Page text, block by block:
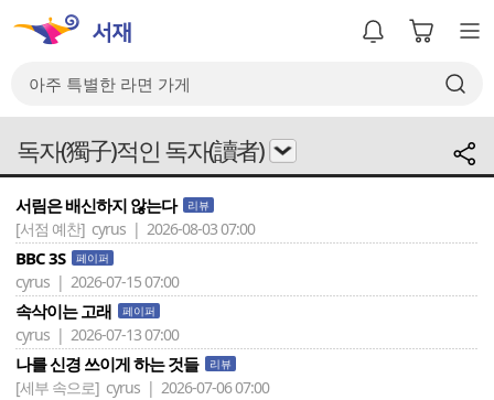
독자(獨子)적인 독자(讀者)
서림은 배신하지 않는다 리뷰
[서점 예찬] cyrus | 2026-08-03 07:00
BBC 3S 페이퍼
cyrus | 2026-07-15 07:00
속삭이는 고래 페이퍼
cyrus | 2026-07-13 07:00
나를 신경 쓰이게 하는 것들 리뷰
[세부 속으로] cyrus | 2026-07-06 07:00